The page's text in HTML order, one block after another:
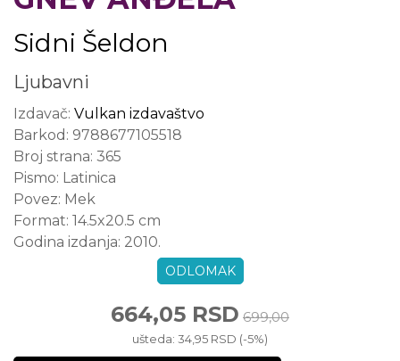
Sidni Šeldon
Ljubavni
Izdavač: Vulkan izdavaštvo
Barkod: 9788677105518
Broj strana: 365
Pismo: Latinica
Povez: Mek
Format: 14.5x20.5 cm
Godina izdanja: 2010.
ODLOMAK
664,05 RSD 699,00
ušteda: 34,95 RSD (-5%)